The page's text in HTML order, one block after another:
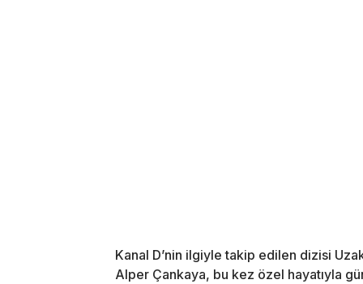
Kanal D’nin ilgiyle takip edilen dizisi
Alper Çankaya, bu kez özel hayatıyla